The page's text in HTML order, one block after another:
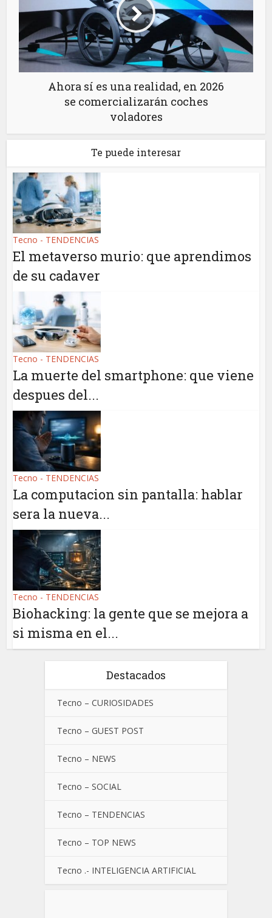
Ahora sí es una realidad, en 2026
se comercializarán coches
voladores
Te puede interesar
Tecno - TENDENCIAS
El metaverso murio: que aprendimos
de su cadaver
Tecno - TENDENCIAS
La muerte del smartphone: que viene
despues del...
Tecno - TENDENCIAS
La computacion sin pantalla: hablar
sera la nueva...
Tecno - TENDENCIAS
Biohacking: la gente que se mejora a
si misma en el...
Destacados
Tecno – CURIOSIDADES
Tecno – GUEST POST
Tecno – NEWS
Tecno – SOCIAL
Tecno – TENDENCIAS
Tecno – TOP NEWS
Tecno .- INTELIGENCIA ARTIFICIAL